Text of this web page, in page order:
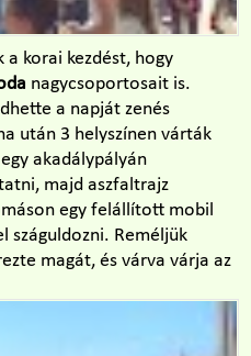
korai kezdést, hogy
nagycsoportosait is.
a napját zenés
után 3 helyszínen várták
akadálypályán
majd aszfaltrajz
egy felállított mobil
száguldozni. Reméljük
magát, és várva várja az